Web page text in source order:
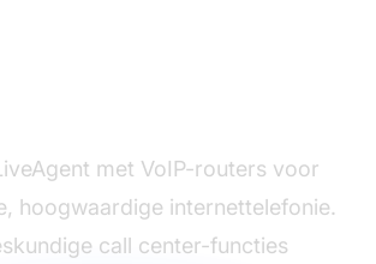
met VoIP-routers voor
hoogwaardige internettelefonie.
call center-functies